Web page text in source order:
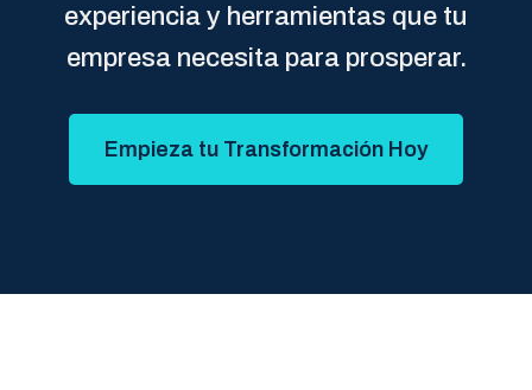
experiencia y herramientas que tu
empresa necesita para prosperar.
Empieza tu Transformación Hoy